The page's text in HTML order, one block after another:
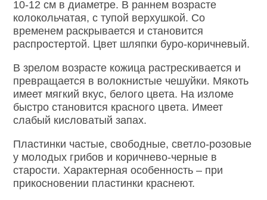
10-12 см в диаметре. В раннем возрасте
колокольчатая, с тупой верхушкой. Со
временем раскрывается и становится
распростертой. Цвет шляпки буро-коричневый.
В зрелом возрасте кожица растрескивается и
превращается в волокнистые чешуйки. Мякоть
имеет мягкий вкус, белого цвета. На изломе
быстро становится красного цвета. Имеет
слабый кисловатый запах.
Пластинки частые, свободные, светло-розовые
у молодых грибов и коричнево-черные в
старости. Характерная особенность – при
прикосновении пластинки краснеют.